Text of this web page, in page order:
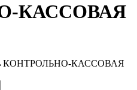
КАССОВАЯ
КОНТРОЛЬНО-КАССОВАЯ